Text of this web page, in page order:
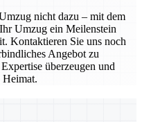
nicht dazu – mit dem
Umzug ein Meilenstein
Kontaktieren Sie uns noch
Angebot zu
überzeugen und
Heimat.